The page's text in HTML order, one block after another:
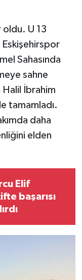
oldu. U 13
Sahasında
sahne
İbrahim
tamamladı.
daha
elden
Elif
başarısı